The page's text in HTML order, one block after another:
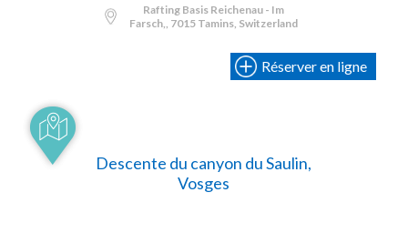
Rafting Basis Reichenau - Im
Farsch,, 7015 Tamins, Switzerland
Réserver en ligne
Descente du canyon du Saulin,
Vosges